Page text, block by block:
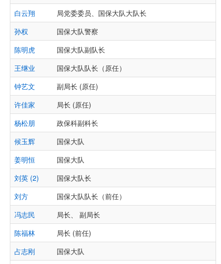
白云翔
局党委委员、国保大队大队长
孙权
国保大队警察
陈明虎
国保大队副队长
王继业
国保大队队长（原任）
钟艺文
副局长 (原任)
许佳家
局长 (原任)
杨松朋
政保科副科长
候玉辉
国保大队
姜明恒
国保大队
刘英 (2)
国保大队长
刘方
国保大队队长（前任）
冯志民
局长、 副局长
陈福林
局长 (前任)
占志刚
国保大队